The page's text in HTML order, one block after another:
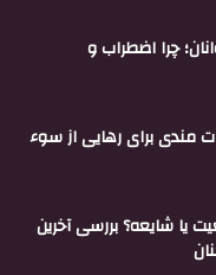
چرا اضطراب و
مندی برای رهایی از سوء
یا شایعه؟ بررسی آخرین